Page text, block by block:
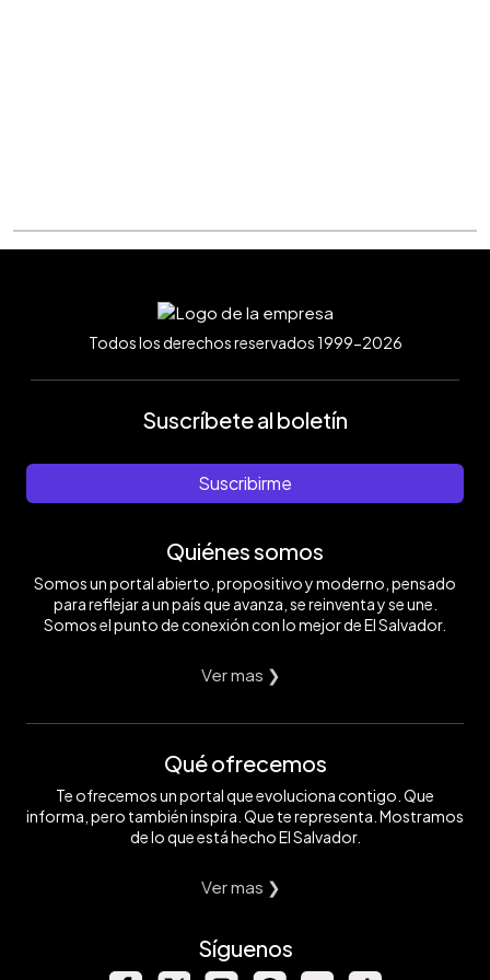
Todos los derechos reservados 1999-2026
Suscríbete al boletín
Suscribirme
Quiénes somos
Somos un portal abierto, propositivo y moderno, pensado
para reflejar a un país que avanza, se reinventa y se une.
Somos el punto de conexión con lo mejor de El Salvador.
Ver mas ❯
Qué ofrecemos
Te ofrecemos un portal que evoluciona contigo. Que
informa, pero también inspira. Que te representa. Mostramos
de lo que está hecho El Salvador.
Ver mas ❯
Síguenos